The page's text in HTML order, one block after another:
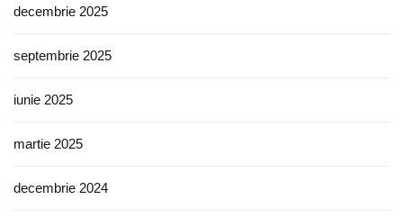
decembrie 2025
septembrie 2025
iunie 2025
martie 2025
decembrie 2024